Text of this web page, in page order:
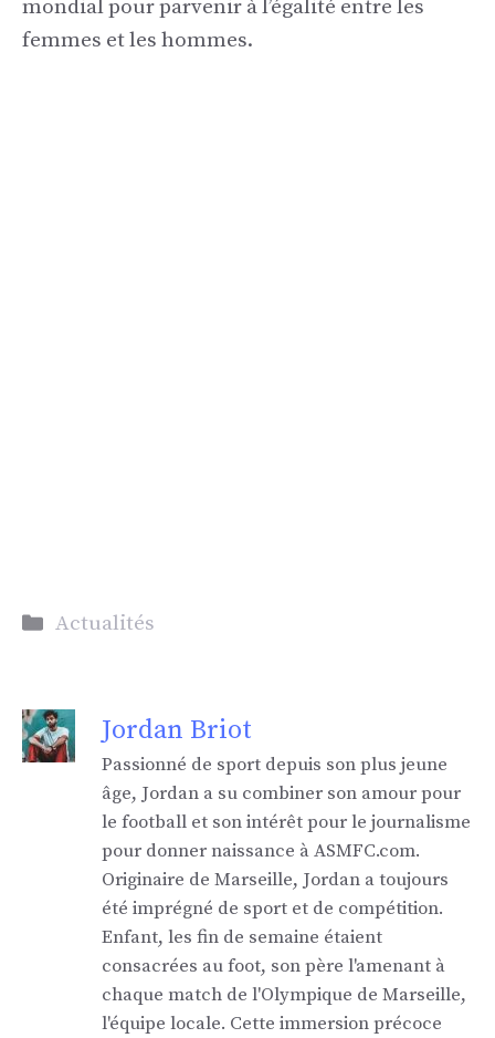
mondial pour parvenir à l’égalité entre les
femmes et les hommes.
Catégories
Actualités
Jordan Briot
Passionné de sport depuis son plus jeune
âge, Jordan a su combiner son amour pour
le football et son intérêt pour le journalisme
pour donner naissance à ASMFC.com.
Originaire de Marseille, Jordan a toujours
été imprégné de sport et de compétition.
Enfant, les fin de semaine étaient
consacrées au foot, son père l'amenant à
chaque match de l'Olympique de Marseille,
l'équipe locale. Cette immersion précoce